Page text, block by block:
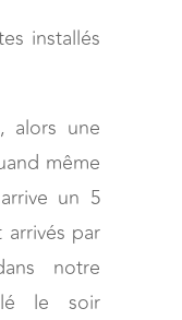
installés
alors une
même
un 5
par
notre
le soir